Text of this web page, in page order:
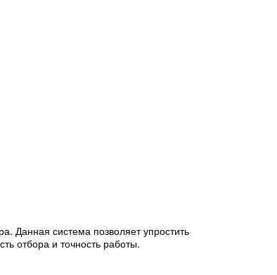
Данная система позволяет упростить
отбора и точность работы.